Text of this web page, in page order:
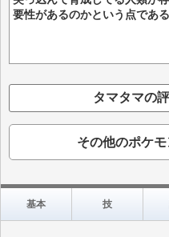
要性があるのかという点である
タマタマの
その他のポケ
基本 技